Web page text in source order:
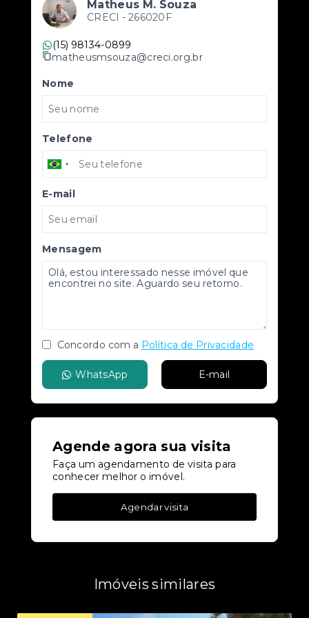
Matheus M. Souza
CRECI - 266020F
(15) 98134-0899
matheusmsouza@creci.org.br
Nome
Telefone
E-mail
Mensagem
Concordo com a Política de Privacidade
WhatsApp E-mail
Agende agora sua visita
Faça um agendamento de visita para
conhecer melhor o imóvel.
Agendar visita
Imóveis similares